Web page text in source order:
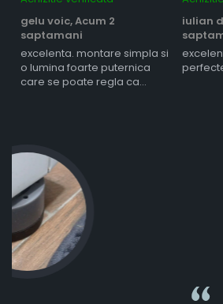
gelu voic,Acum 2
saptamani
excelenta. montare simpla si
o lumina foarte puternica
care se poate regla ca
iulian